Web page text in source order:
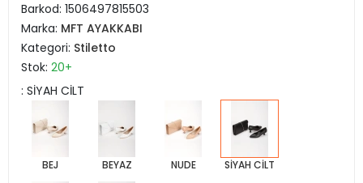
Barkod: 1506497815503
Marka: MFT AYAKKABI
Kategori: Stiletto
Stok: 20+
: SİYAH CİLT
BEJ BEYAZ NUDE SİYAH CİLT